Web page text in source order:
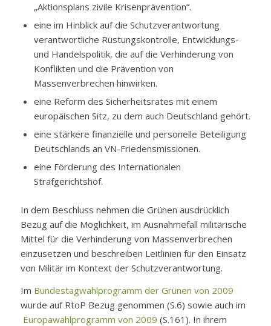
„Aktionsplans zivile Krisenprävention“.
eine im Hinblick auf die Schutzverantwortung
verantwortliche Rüstungskontrolle, Entwicklungs-
und Handelspolitik, die auf die Verhinderung von
Konflikten und die Prävention von
Massenverbrechen hinwirken.
eine Reform des Sicherheitsrates mit einem
europäischen Sitz, zu dem auch Deutschland gehört.
eine stärkere finanzielle und personelle Beteiligung
Deutschlands an VN-Friedensmissionen.
eine Förderung des Internationalen
Strafgerichtshof.
In dem Beschluss nehmen die Grünen ausdrücklich
Bezug auf die Möglichkeit, im Ausnahmefall militärische
Mittel für die Verhinderung von Massenverbrechen
einzusetzen und beschreiben Leitlinien für den Einsatz
von Militär im Kontext der Schutzverantwortung.
Im Bundestagwahlprogramm der Grünen von 2009
wurde auf RtoP Bezug genommen (S.6) sowie auch im
Europawahlprogramm von 2009 (S.161). In ihrem